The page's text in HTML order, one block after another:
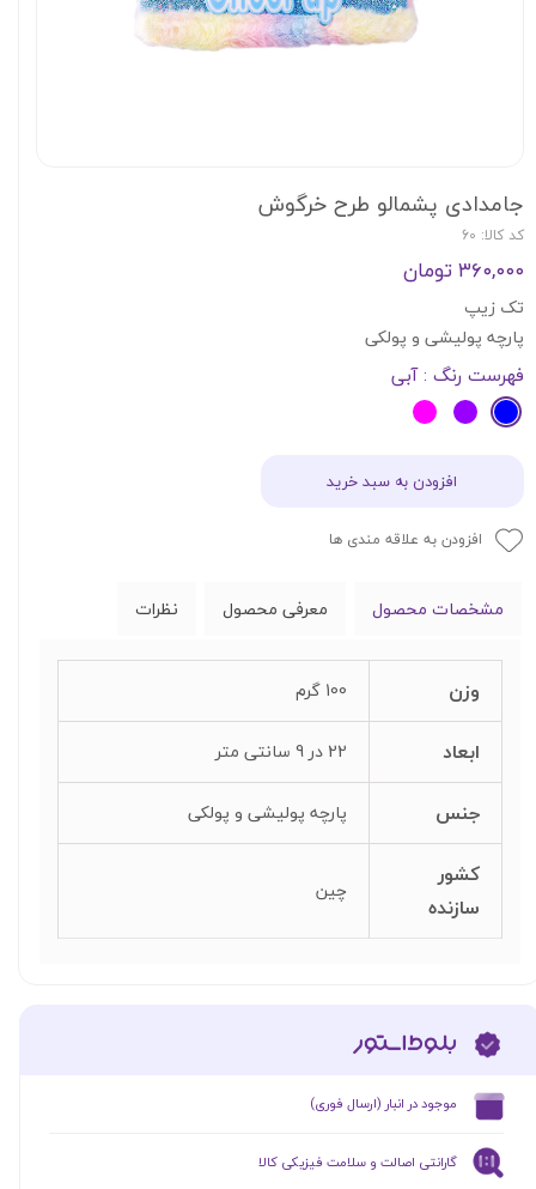
جامدادی پشمالو طرح خرگوش
کد کالا: 60
۳۶۰,۰۰۰ تومان
تک زیپ
پارچه پولیشی و پولکی
فهرست رنگ : آبی
افزودن به سبد خرید
افزودن به علاقه مندی ها
مشخصات محصول معرفی محصول نظرات
وزن 100 گرم
ابعاد 22 در 9 سانتی متر
جنس پارچه پولیشی و پولکی
کشور
سازنده
چین
گارانتی اصالت و سلامت فیزیکی کالا
​موجود در انبار (ارسال فوری)